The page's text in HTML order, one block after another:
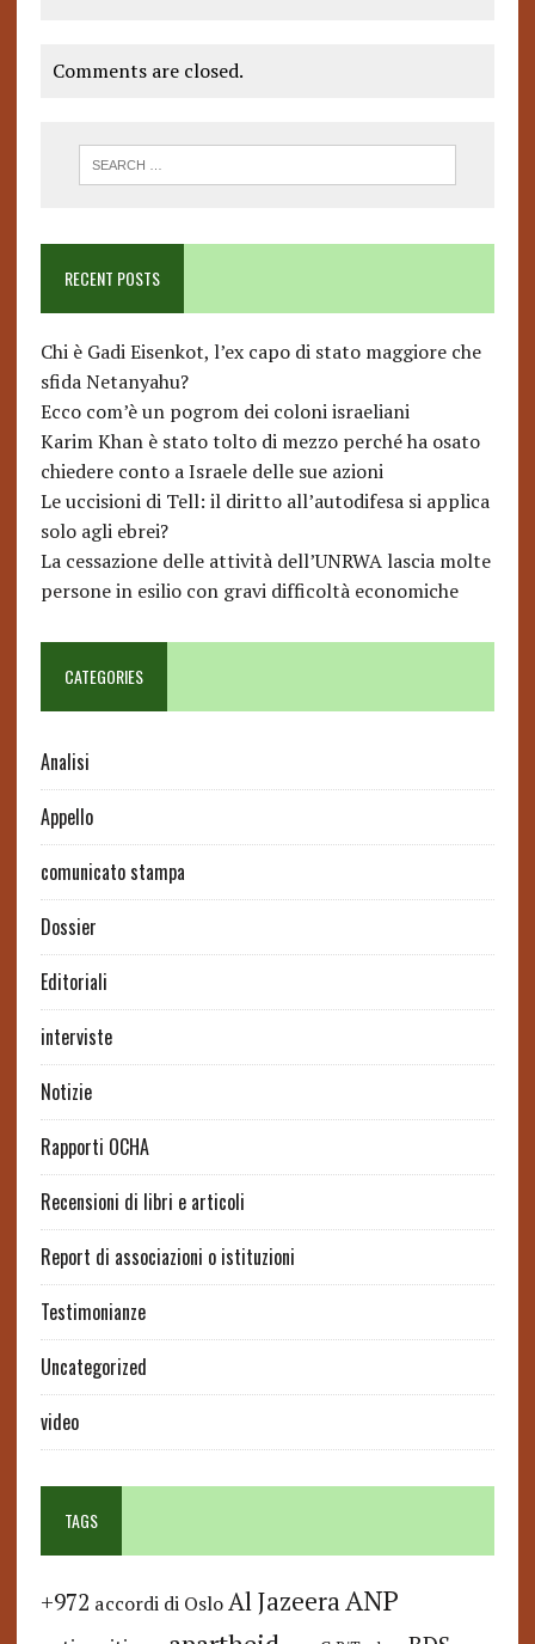
Comments are closed.
RECENT POSTS
Chi è Gadi Eisenkot, l’ex capo di stato maggiore che
sfida Netanyahu?
Ecco com’è un pogrom dei coloni israeliani
Karim Khan è stato tolto di mezzo perché ha osato
chiedere conto a Israele delle sue azioni
Le uccisioni di Tell: il diritto all’autodifesa si applica
solo agli ebrei?
La cessazione delle attività dell’UNRWA lascia molte
persone in esilio con gravi difficoltà economiche
CATEGORIES
Analisi
Appello
comunicato stampa
Dossier
Editoriali
interviste
Notizie
Rapporti OCHA
Recensioni di libri e articoli
Report di associazioni o istituzioni
Testimonianze
Uncategorized
video
TAGS
+972 accordi di Oslo Al JazeeraANP